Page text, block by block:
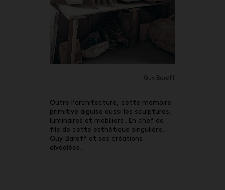
Guy Bareff
Outre l’architecture, cette mémoire
primitive aiguise aussi les sculptures,
luminaires et mobiliers. En chef de
file de cette esthétique singulière,
Guy Bareff et ses créations
alvéolées.